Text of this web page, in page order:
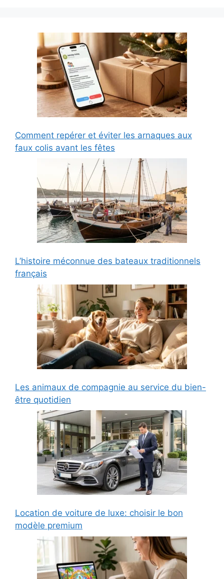
Comment repérer et éviter les arnaques aux
faux colis avant les fêtes
L’histoire méconnue des bateaux traditionnels
français
Les animaux de compagnie au service du bien-
être quotidien
Location de voiture de luxe: choisir le bon
modèle premium